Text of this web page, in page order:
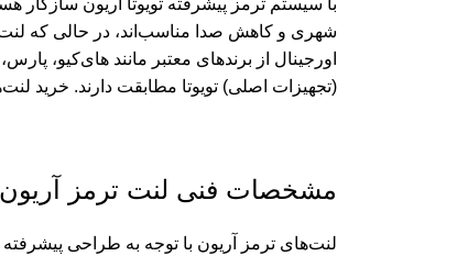
با سیستم ترمز پیشرفته تویوتا آریون سازگار
شهری و کاهش صدا مناسب‌اند، در حالی که
(تجهیزات اصلی) تویوتا مطابقت دارند. خرید
مشخصات فنی لنت ترمز آریون
لنت‌های ترمز آریون با توجه به طراحی